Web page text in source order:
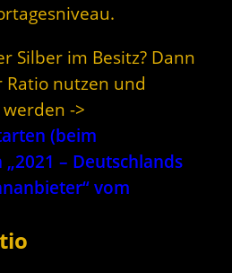
Silber im Besitz? Dann
Ratio nutzen und
->
(beim
– Deutschlands
vom